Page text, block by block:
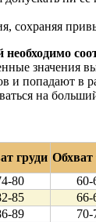
сохраняя
значения
и попадают в
на
груди Обхват
80 60-
85 66-
89 70-